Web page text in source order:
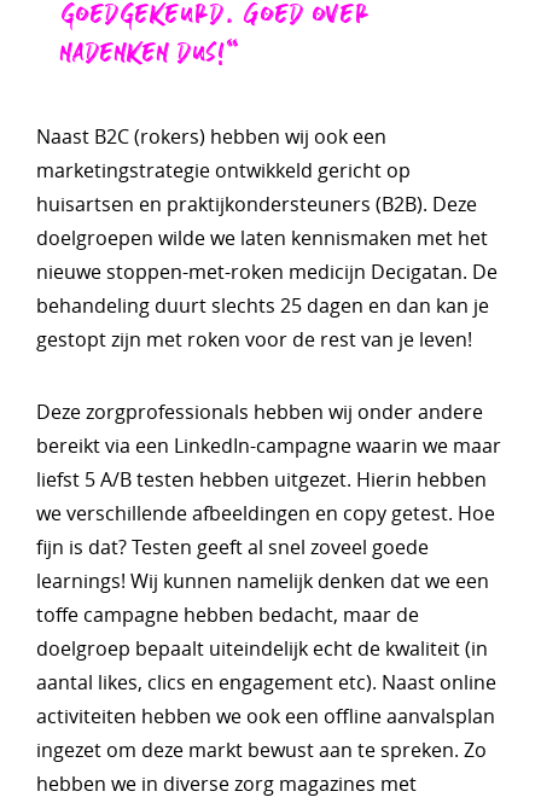
goedgekeurd. Goed over
nadenken dus!"
Naast B2C (rokers) hebben wij ook een
marketingstrategie ontwikkeld gericht op
huisartsen en praktijkondersteuners (B2B). Deze
doelgroepen wilde we laten kennismaken met het
nieuwe stoppen-met-roken medicijn Decigatan. De
behandeling duurt slechts 25 dagen en dan kan je
gestopt zijn met roken voor de rest van je leven!
Deze zorgprofessionals hebben wij onder andere
bereikt via een LinkedIn-campagne waarin we maar
liefst 5 A/B testen hebben uitgezet. Hierin hebben
we verschillende afbeeldingen en copy getest. Hoe
fijn is dat? Testen geeft al snel zoveel goede
learnings! Wij kunnen namelijk denken dat we een
toffe campagne hebben bedacht, maar de
doelgroep bepaalt uiteindelijk echt de kwaliteit (in
aantal likes, clics en engagement etc). Naast online
activiteiten hebben we ook een offline aanvalsplan
ingezet om deze markt bewust aan te spreken. Zo
hebben we in diverse zorg magazines met